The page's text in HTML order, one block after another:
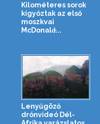
Kilométeres sorok
kígyóztak az első
moszkvai
McDonald̵...
Lenyűgöző
drónvideó Dél-